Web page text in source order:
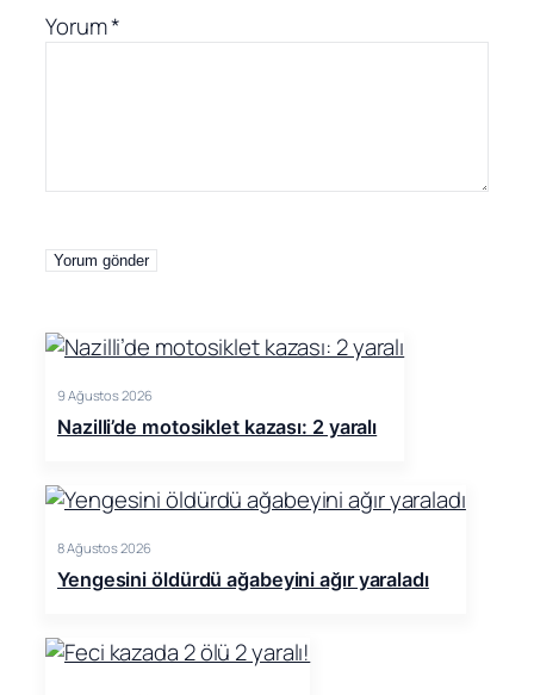
Yorum*
9 Ağustos 2026
Nazilli’de motosiklet kazası: 2 yaralı
8 Ağustos 2026
Yengesini öldürdü ağabeyini ağır yaraladı